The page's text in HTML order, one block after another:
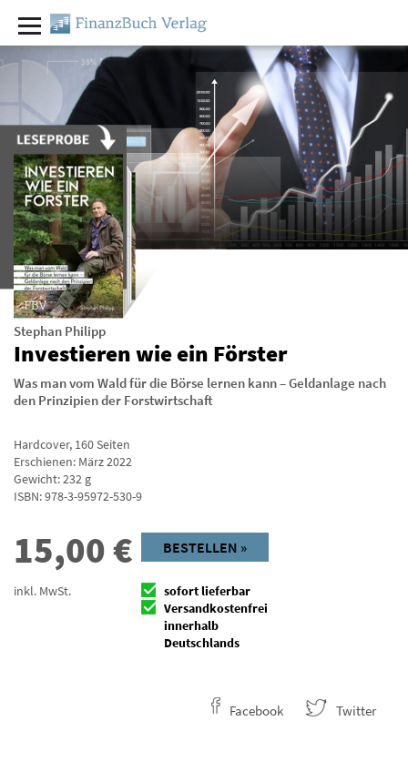
Stephan Philipp
Investieren wie ein Förster
Was man vom Wald für die Börse lernen kann – Geldanlage nach
den Prinzipien der Forstwirtschaft
Hardcover, 160Seiten
Erschienen: März 2022
Gewicht: 232 g
ISBN:978-3-95972-530-9
15,00€
inkl. MwSt.
BESTELLEN »
sofort lieferbar
Versandkostenfrei
innerhalb
Deutschlands
Facebook Twitter